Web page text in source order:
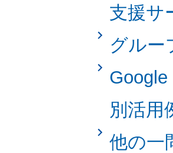
支援サ
グルー
別活用
他の一